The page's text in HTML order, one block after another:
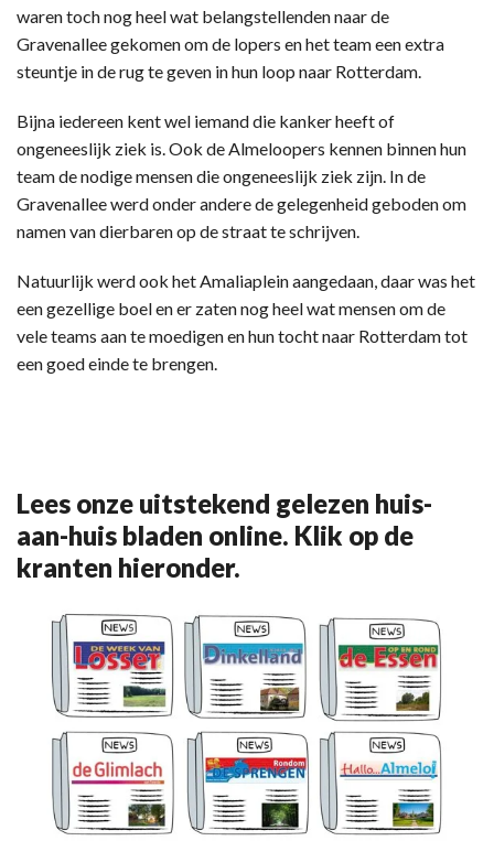
waren toch nog heel wat belangstellenden naar de
Gravenallee gekomen om de lopers en het team een extra
steuntje in de rug te geven in hun loop naar Rotterdam.
Bijna iedereen kent wel iemand die kanker heeft of
ongeneeslijk ziek is. Ook de Almeloopers kennen binnen hun
team de nodige mensen die ongeneeslijk ziek zijn. In de
Gravenallee werd onder andere de gelegenheid geboden om
namen van dierbaren op de straat te schrijven.
Natuurlijk werd ook het Amaliaplein aangedaan, daar was het
een gezellige boel en er zaten nog heel wat mensen om de
vele teams aan te moedigen en hun tocht naar Rotterdam tot
een goed einde te brengen.
Lees onze uitstekend gelezen huis-
aan-huis bladen online. Klik op de
kranten hieronder.